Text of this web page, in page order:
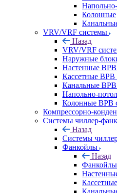
Колонные
VRV/VRF системы
Назад
VRV/VRF
Наружные
Настенные
Кассетные ВРВ
Канальные
Напольно-
Колонные ВРВ
Компрессорно-
Системы чиллер-
Назад
Системы
Фанкойлы
Назад
Фанкойлы